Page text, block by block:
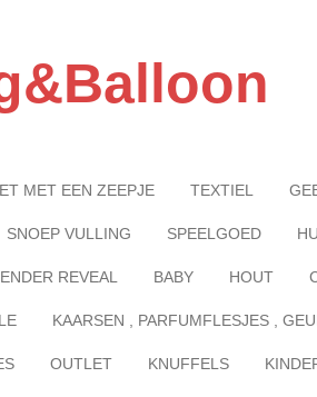
MET EEN ZEEPJE TEXTIEL
SNOEP VULLING SPEELGOED
REVEAL BABY HOUT
KAARSEN , PARFUMFLESJES ,
OUTLET KNUFFELS